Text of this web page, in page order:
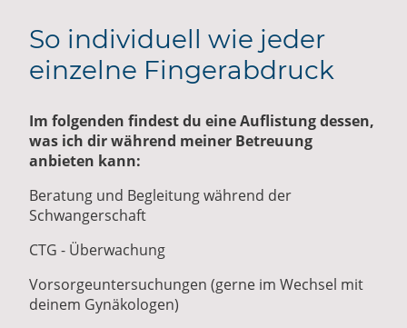
So individuell wie jeder
einzelne Fingerabdruck
Im folgenden findest du eine Auflistung dessen,
was ich dir während meiner Betreuung
anbieten kann:
Beratung und Begleitung während der
Schwangerschaft
CTG - Überwachung
Vorsorgeuntersuchungen (gerne im Wechsel mit
deinem Gynäkologen)